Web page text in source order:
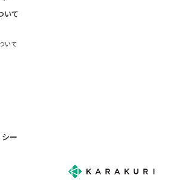
いて
いて
ー